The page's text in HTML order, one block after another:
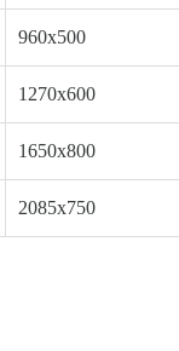
960х500
1270х600
1650х800
2085х750